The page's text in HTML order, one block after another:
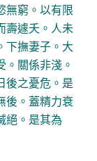
無窮。以有限
壽遽夭。人未
下撫妻子。大
關係非淺。
後之憂危。是
後。蓋精力衰
絕。是其為